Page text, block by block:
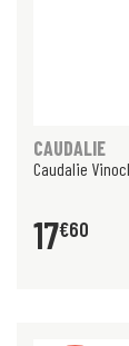
CAUDALIE
Caudalie
17€60